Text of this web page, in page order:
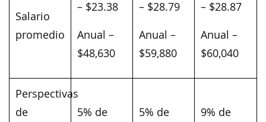
Salario
promedio
– $23.38
Anual –
$48,630
– $28.79
Anual –
$59,880
– $28.87
Anual –
$60,040
Perspectivas
de
5% de
5% de
9% de